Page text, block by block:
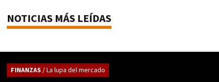
NOTICIAS MÁS LEÍDAS
FINANZAS / La lupa del mercado